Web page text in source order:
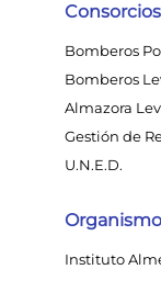
Consorcios
Bomberos
Bomberos
Almazora
Gestión de
U.N.E.D.
Instituto